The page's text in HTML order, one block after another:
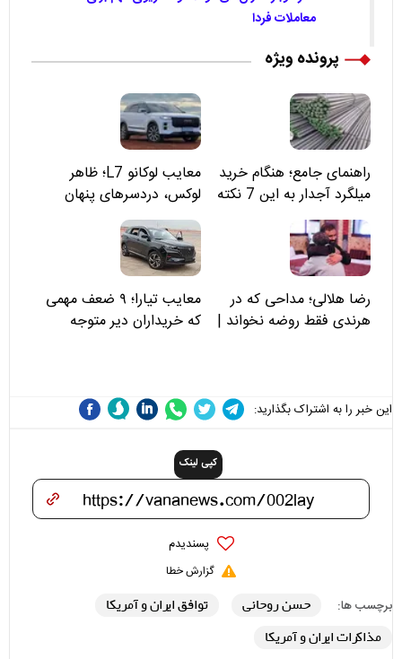
معاملات فردا
پرونده ویژه
راهنمای جامع؛ هنگام خرید
میلگرد آجدار به این 7 نکته
توجه کنید
معایب لوکانو L7؛ ظاهر
لوکس، دردسرهای پنهان
رضا هلالی؛ مداحی که در
هرندی فقط روضه نخواند |
معایب تیارا؛ ۹ ضعف مهمی
که خریداران دیر متوجه
این خبر را به اشتراک بگذارید:
کپی لینک
پسندیدم
گزارش خطا
برچسب ها: حسن روحانی
توافق ایران و آمریکا
مذاکرات ایران و آمریکا